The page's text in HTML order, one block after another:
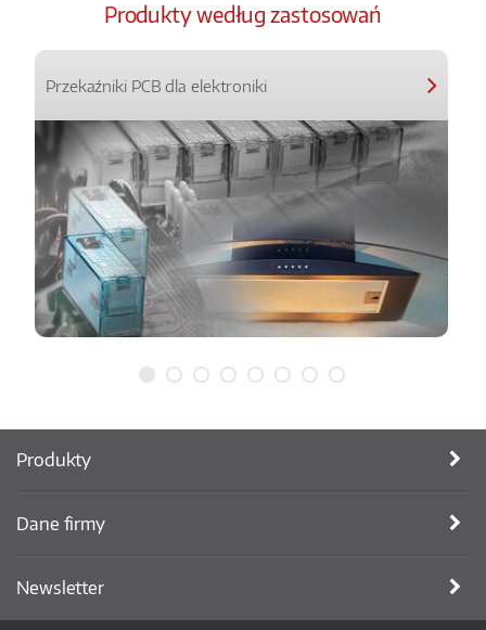
Produkty według zastosowań
Przekaźniki PCB dla elektroniki
Produkty
Dane firmy
Newsletter